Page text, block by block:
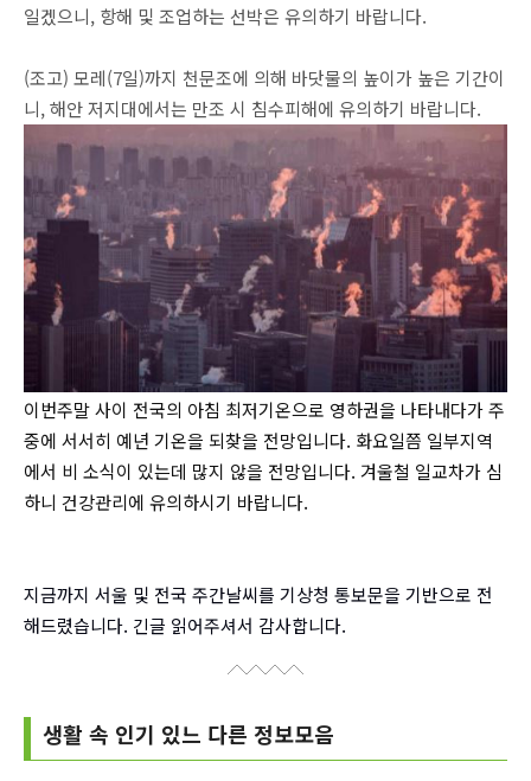
일겠으니, 항해 및 조업하는 선박은 유의하기 바랍니다.
(조고) 모레(7일)까지 천문조에 의해 바닷물의 높이가 높은 기간이
니, 해안 저지대에서는 만조 시 침수피해에 유의하기 바랍니다.
이번주말 사이 전국의 아침 최저기온으로 영하권을 나타내다가 주
중에 서서히 예년 기온을 되찾을 전망입니다. 화요일쯤 일부지역
에서 비 소식이 있는데 많지 않을 전망입니다. 겨울철 일교차가 심
하니 건강관리에 유의하시기 바랍니다.
지금까지 서울 및 전국 주간날씨를 기상청 통보문을 기반으로 전
해드렸습니다. 긴글 읽어주셔서 감사합니다.
생활 속 인기 있느 다른 정보모음